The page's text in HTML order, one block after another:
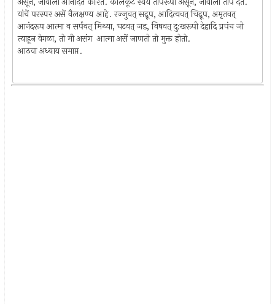
यांचें परस्पर असें वैलक्षण्य आहे. रज्जुवत् सद्रूप, आदित्यवत् चिद्रूप, अमृतवत्
आनंदरूप आत्मा व सर्पवत् मिथ्या, घटवत् जड, विषवत् दु:खरूपी देहादि प्रपंच जो
त्याहून वेगळा, तो मी असंग आत्मा असें जाणतो तो मुक्त होतो.
आठवा अध्याय समाप्त.